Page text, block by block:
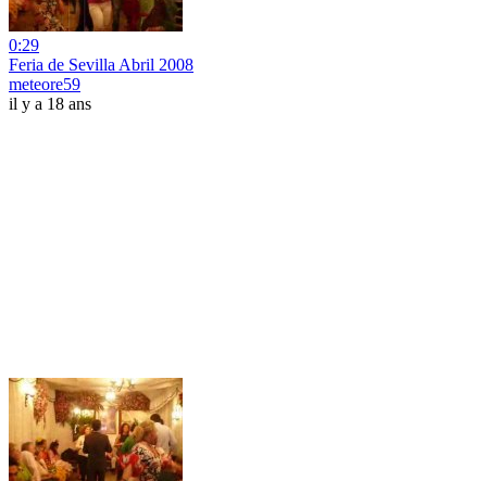
0:29
Feria de Sevilla Abril 2008
meteore59
il y a 18 ans